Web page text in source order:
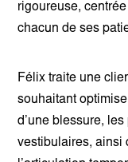
rigoureuse,
chacun de ses
Félix traite une
souhaitant
d’une blessure,
vestibulaires, ainsi